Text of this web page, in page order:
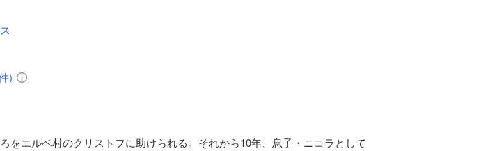
)
エルベ村のクリストフに助けられる。それから10年、息子・ニコラとして